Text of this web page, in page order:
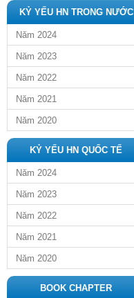
KỶ YẾU HN TRONG NƯỚC
Năm 2024
Năm 2023
Năm 2022
Năm 2021
Năm 2020
KỶ YẾU HN QUỐC TẾ
Năm 2024
Năm 2023
Năm 2022
Năm 2021
Năm 2020
BOOK CHAPTER